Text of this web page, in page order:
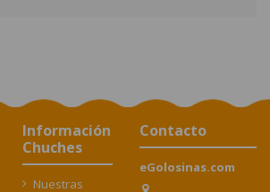
Información
Chuches
Nuestras
Contacto
eGolosinas.com